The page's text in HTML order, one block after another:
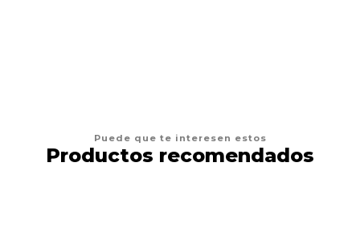
Puede que te interesen estos
Productos recomendados